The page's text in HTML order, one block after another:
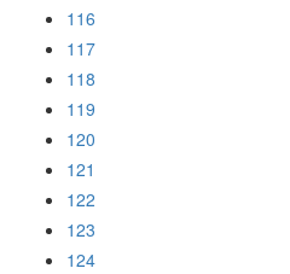
116
117
118
119
120
121
122
123
124